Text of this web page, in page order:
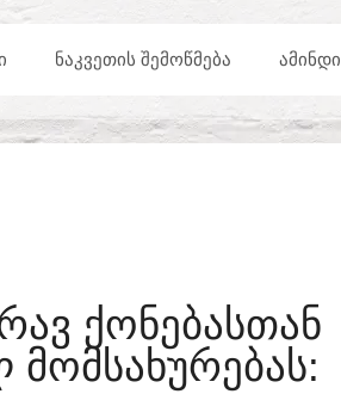
ᲜᲐᲙᲕᲔᲗᲘᲡ ᲨᲔᲛᲝᲬᲛᲔᲑᲐ ᲐᲛᲘᲜᲓᲘ
ᲥᲝᲜᲔᲑᲐᲡᲗᲐᲜ